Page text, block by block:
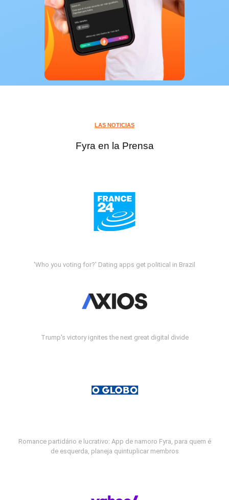
LAS NOTICIAS
Fyra en la Prensa
'Who you voting for?' Dating apps get political in Brazil
Trump's victory ignites the next great digital divide
Romance partidário e lucrativo: App de namoro Fyra, para quem é
de esquerda, planeja quintuplicar membros